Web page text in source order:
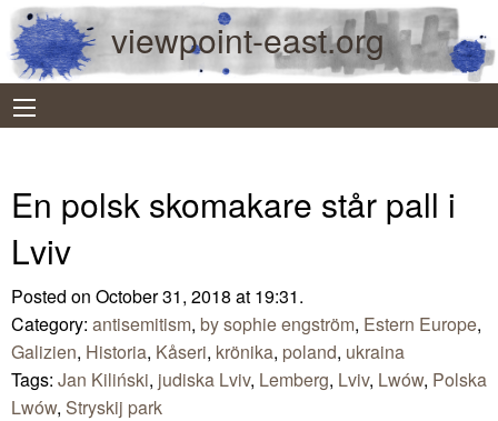
viewpoint-east.org
En polsk skomakare står pall i
Lviv
Posted on October 31, 2018 at 19:31.
Category: antisemitism, by sophie engström, Estern Europe,
Galizien, Historia, Kåseri, krönika, poland, ukraina
Tags: Jan Kiliński, judiska Lviv, Lemberg, Lviv, Lwów, Polska
Lwów, Stryskij park